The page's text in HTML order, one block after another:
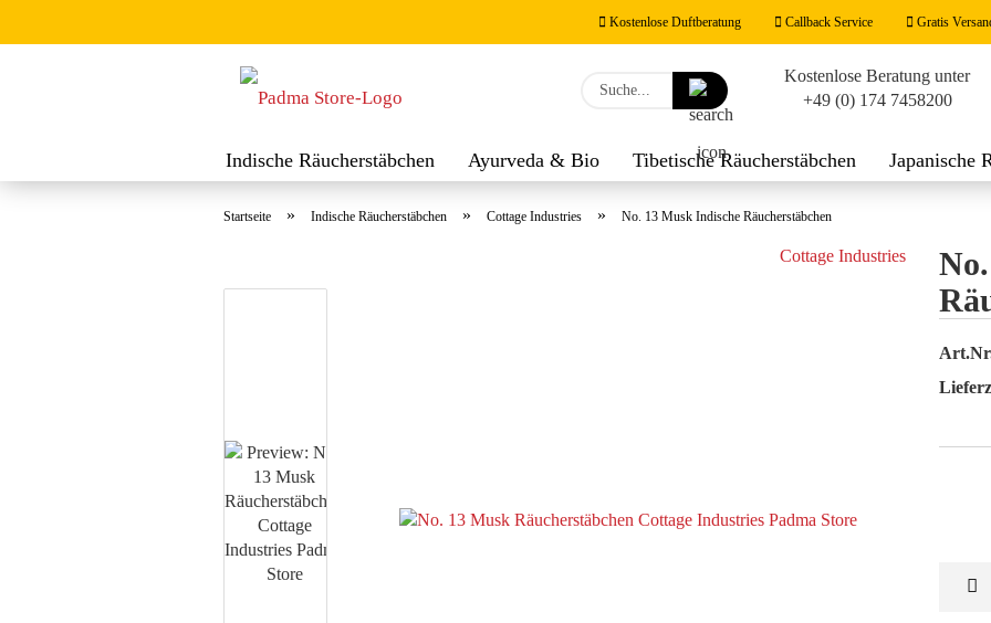
Kostenlose Duftberatung Callback Service Gratis
Lieferland
E-
Suche...
Kostenlose Beratung unter
+49 (0) 174 7458200
Indische Räucherstäbchen Ayurveda & Bio Tibetische Räucherstäbchen
Japanische
Startseite » Indische Räucherstäbchen » Cottage Industries » No. 13 Musk Indische Räucherstäbchen
Cottage Industries